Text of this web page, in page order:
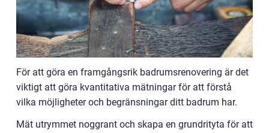
För att göra en framgångsrik badrumsrenovering är det
viktigt att göra kvantitativa mätningar för att förstå
vilka möjligheter och begränsningar ditt badrum har.
Mät utrymmet noggrant och skapa en grundrityta för att